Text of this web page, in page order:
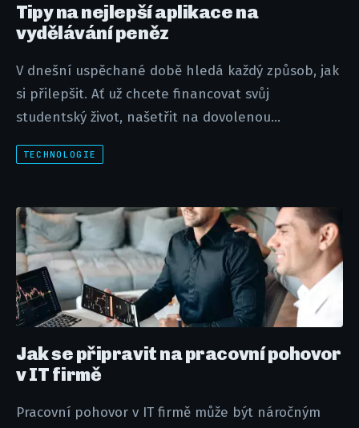
Tipy na nejlepší aplikace na
vydělávání peněz
V dnešní uspěchané době hledá každý způsob, jak
si přilepšit. Ať už chcete financovat svůj
studentský život, našetřit na dovolenou...
TECHNOLOGIE
Jak se připravit na pracovní pohovor
v IT firmě
Pracovní pohovor v IT firmě může být náročným